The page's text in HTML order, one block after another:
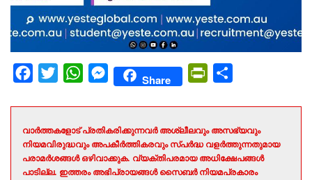
Facebook
Twitter WhatsAppMessengerShare PrintFriendly
വാർത്തകളോട് പ്രതികരിക്കുന്നവർ അശ്ലീലവും അസഭ്യവും
നിയമവിരുദ്ധവും അപകീർത്തികരവും സ്പർദ്ധ വളർത്തുന്നതുമായ
പരാമർശങ്ങൾ ഒഴിവാക്കുക. വ്യക്തിപരമായ അധിക്ഷേപങ്ങൾ
പാടില്ല. ഇത്തരം അഭിപ്രായങ്ങൾ സൈബർ നിയമപ്രകാരം